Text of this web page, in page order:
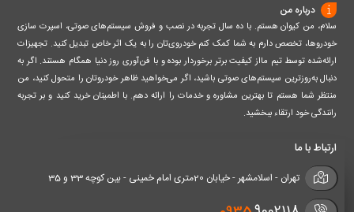
درباره من
سلام، من کیوان هستم. با ده سال تجربه در نصب و فروش سیستم‌های صوتی، اسپرت سازی
خودروها، تخصص دارم به شما کمک کنم خودروی‌تان را به یک اثر خاص تبدیل کنید. تجهیزات
ارائه‌شده توسط تیم مااز کیفیت برتر برخوردار بوده و با فن‌آوری روز دنیا همگام هستند. اگر به
دنبال به‌روزترین سیستم‌های صوتی باشید، اگر می‌خواهید ظاهر خودروتان را متحول کنید، من
منتظر شما هستم تا بهترین مشاوره و خدمات را ارائه دهم. با اطمینان خرید کنید و بر تجربه
رانندگی خود ارتقاء ببخشید.
ارتباط با ما
تهران - اسلامشهر - خیابان 20متری امام خمینی - بین کوچه 33 و 35